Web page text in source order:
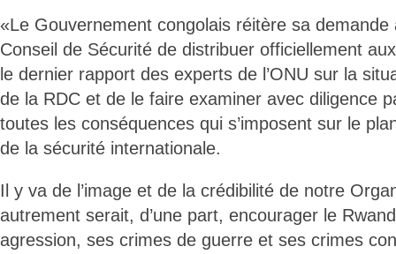
«Le Gouvernement congolais réitère sa demande
Conseil de Sécurité de distribuer officiellement
le dernier rapport des experts de l’ONU sur la
de la RDC et de le faire examiner avec diligence
toutes les conséquences qui s’imposent sur le
de la sécurité internationale.
Il y va de l’image et de la crédibilité de notre
autrement serait, d’une part, encourager le
agression, ses crimes de guerre et ses crimes